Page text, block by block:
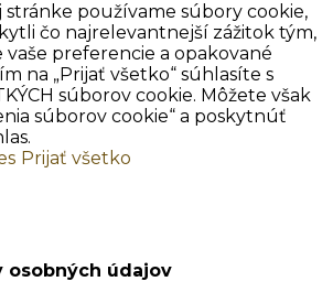
stránke používame súbory cookie,
čo najrelevantnejší zážitok tým,
vaše preferencie a opakované
na „Prijať všetko“ súhlasíte s
súborov cookie. Môžete však
súborov cookie“ a poskytnúť
Prijať všetko
osobných údajov